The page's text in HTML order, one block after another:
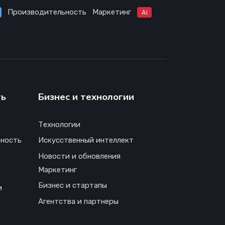
Производительность Маркетинг AI
Бизнес и технологии
Технологии
Искусственный интеллект
Новости и обновления
Маркетинг
Бизнес и стартапы
Агентства и партнеры